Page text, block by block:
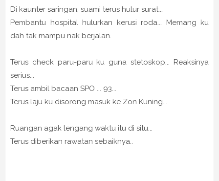
Di kaunter saringan, suami terus hulur surat...
Pembantu hospital hulurkan kerusi roda... Memang ku
dah tak mampu nak berjalan.
Terus check paru-paru ku guna stetoskop... Reaksinya
serius...
Terus ambil bacaan SPO ... 93...
Terus laju ku disorong masuk ke Zon Kuning...
Ruangan agak lengang waktu itu di situ...
Terus diberikan rawatan sebaiknya..